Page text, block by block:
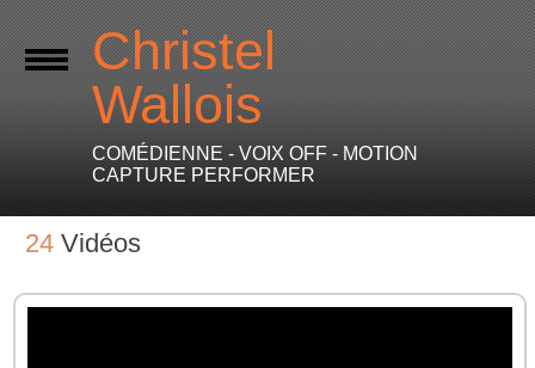
Christel
Wallois
COMÉDIENNE - VOIX OFF - MOTION
CAPTURE PERFORMER
24 Vidéos